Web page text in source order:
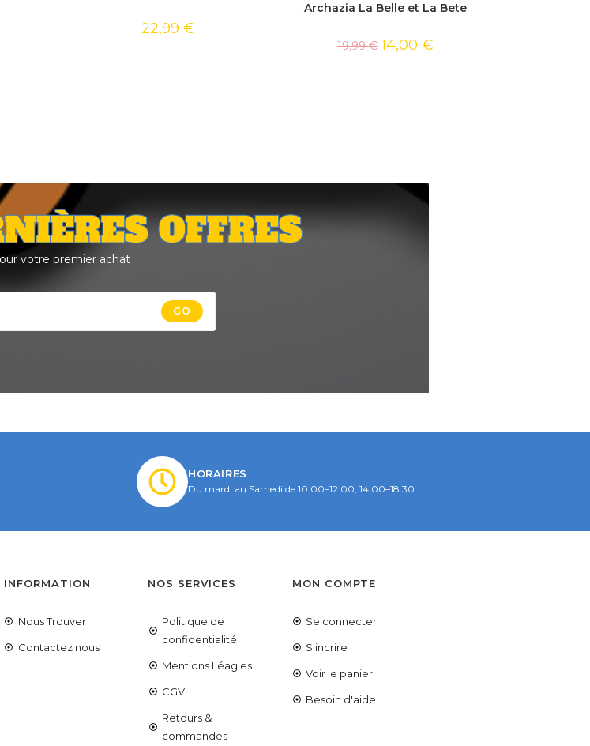
22,99 €
Archazia La Belle et La Bete
19,99€ 14,00 €
OFFRES
votre premier achat
GO
HORAIRES
Du mardi au Samedi de 10:00–12:00, 14:00–18:30
INFORMATION
Nous Trouver
Contactez nous
NOS SERVICES
Politique de
confidentialité
Mentions Léagles
CGV
Retours &
commandes
MON COMPTE
Se connecter
S'incrire
Voir le panier
Besoin d'aide